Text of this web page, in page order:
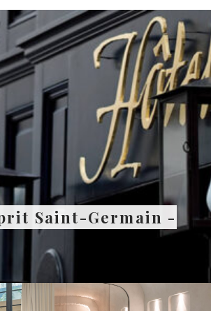
Saint-Germain -